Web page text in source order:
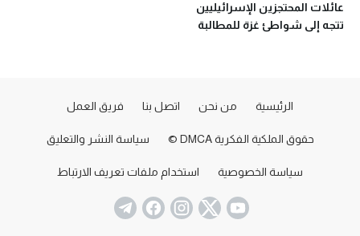
عائلات المحتجزين الإسرائيليين
تتجه إلى شواطئ غزة للمطالبة
الرئيسية من نحن اتصل بنا فريق العمل
حقوق الملكية الفكرية DMCA © سياسة النشر والتعليق
سياسة الخصوصية استخدام ملفات تعريف الارتباط